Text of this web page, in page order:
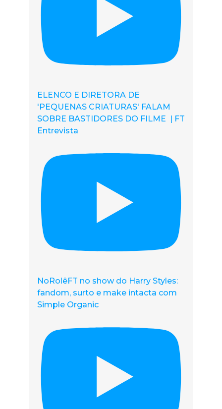
ELENCO E DIRETORA DE
'PEQUENAS CRIATURAS' FALAM
SOBRE BASTIDORES DO FILME | FT
Entrevista
NoRolêFT no show do Harry Styles:
fandom, surto e make intacta com
Simple Organic